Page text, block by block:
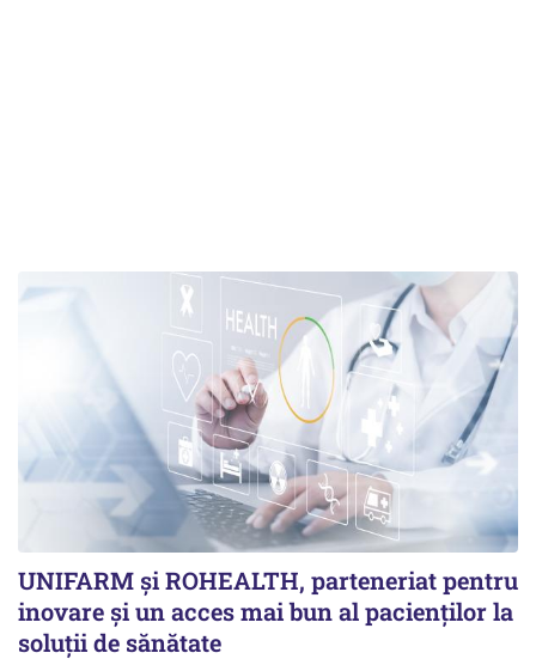
UNIFARM și ROHEALTH, parteneriat pentru
inovare și un acces mai bun al pacienților la
soluții de sănătate